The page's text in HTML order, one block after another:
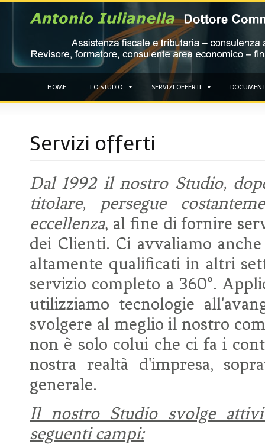
HOME LO STUDIO SERVIZI OFFERTI
Servizi offerti
Dal 1992 il nostro Studio,
titolare, persegue
eccellenza, al fine di fornire
dei Clienti. Ci avvaliamo
altamente qualificati in altri
servizio completo a 360°.
utilizziamo tecnologie
svolgere al meglio il nostro
non è solo colui che ci fa i
nostra realtà d'impresa,
generale.
Il nostro Studio svolge
seguenti campi: